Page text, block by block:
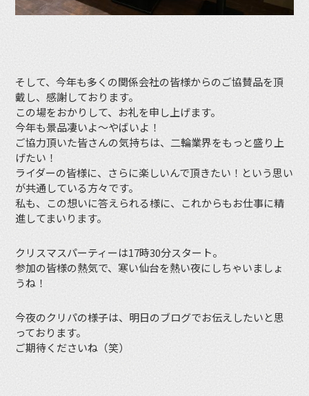
そして、今年も多くの関係会社の皆様からのご協賛品を頂
戴し、感謝しております。
この場をおかりして、お礼を申し上げます。
今年も景品凄いよ〜やばいよ！
ご協力頂いた皆さんの気持ちは、二輪業界をもっと盛り上
げたい！
ライダーの皆様に、さらに楽しいんで頂きたい！という思い
が共通している方々です。
私も、この想いに答えられる様に、これからもお仕事に精
進してまいります。
クリスマスパーティーは17時30分スタート。
参加の皆様の熱気で、寒い仙台を熱い夜にしちゃいましょ
うね！
今夜のクリパの様子は、明日のブログでお伝えしたいと思
っております。
ご期待くださいね（笑）